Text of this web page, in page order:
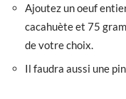
Ajoutez un oeuf
cacahuète et 75
de votre choix.
Il faudra aussi une